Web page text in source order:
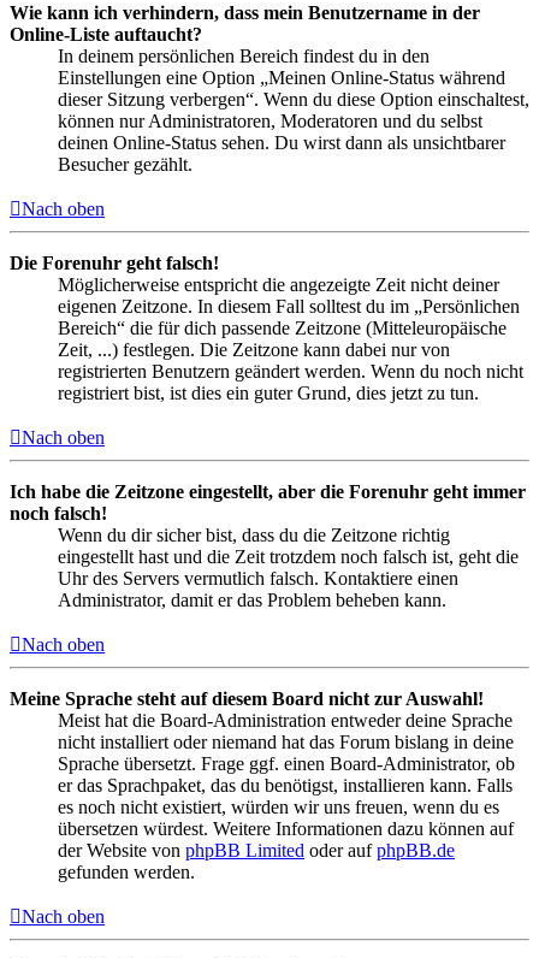
Wie kann ich verhindern, dass mein Benutzername in der
Online-Liste auftaucht?
In deinem persönlichen Bereich findest du in den
Einstellungen eine Option „Meinen Online-Status während
dieser Sitzung verbergen“. Wenn du diese Option einschaltest,
können nur Administratoren, Moderatoren und du selbst
deinen Online-Status sehen. Du wirst dann als unsichtbarer
Besucher gezählt.
Nach oben
Die Forenuhr geht falsch!
Möglicherweise entspricht die angezeigte Zeit nicht deiner
eigenen Zeitzone. In diesem Fall solltest du im „Persönlichen
Bereich“ die für dich passende Zeitzone (Mitteleuropäische
Zeit, ...) festlegen. Die Zeitzone kann dabei nur von
registrierten Benutzern geändert werden. Wenn du noch nicht
registriert bist, ist dies ein guter Grund, dies jetzt zu tun.
Nach oben
Ich habe die Zeitzone eingestellt, aber die Forenuhr geht immer
noch falsch!
Wenn du dir sicher bist, dass du die Zeitzone richtig
eingestellt hast und die Zeit trotzdem noch falsch ist, geht die
Uhr des Servers vermutlich falsch. Kontaktiere einen
Administrator, damit er das Problem beheben kann.
Nach oben
Meine Sprache steht auf diesem Board nicht zur Auswahl!
Meist hat die Board-Administration entweder deine Sprache
nicht installiert oder niemand hat das Forum bislang in deine
Sprache übersetzt. Frage ggf. einen Board-Administrator, ob
er das Sprachpaket, das du benötigst, installieren kann. Falls
es noch nicht existiert, würden wir uns freuen, wenn du es
übersetzen würdest. Weitere Informationen dazu können auf
der Website von phpBB Limited oder aufphpBB.de
gefunden werden.
Nach oben